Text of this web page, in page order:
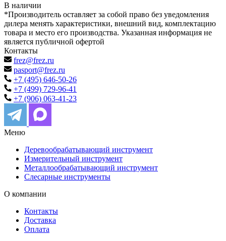
В наличии
*Производитель оставляет за собой право без уведомления
дилера менять характеристики, внешний вид, комплектацию
товара и место его производства. Указанная информация не
является публичной офертой
Контакты
frez@frez.ru
pasport@frez.ru
+7 (495) 646-50-26
+7 (499) 729-96-41
+7 (906) 063-41-23
Меню
Деревообрабатывающий инструмент
Измерительный инструмент
Металлообрабатывающий инструмент
Слесарные инструменты
О компании
Контакты
Доставка
Оплата